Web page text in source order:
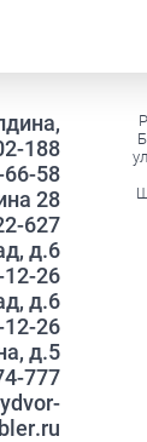
188
58
28
627
д.6
26
д.6
26
д.5
777